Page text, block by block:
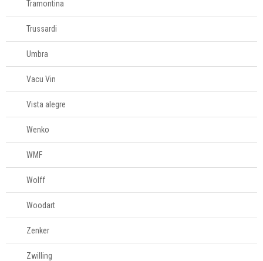
Tramontina
Trussardi
Umbra
Vacu Vin
Vista alegre
Wenko
WMF
Wolff
Woodart
Zenker
Zwilling